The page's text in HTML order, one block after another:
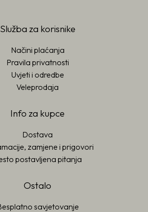
Služba za korisnike
Načini plaćanja
Pravila privatnosti
Uvjeti i odredbe
Veleprodaja
Info za kupce
Dostava
zamjene i prigovori
postavljena pitanja
Ostalo
savjetovanje